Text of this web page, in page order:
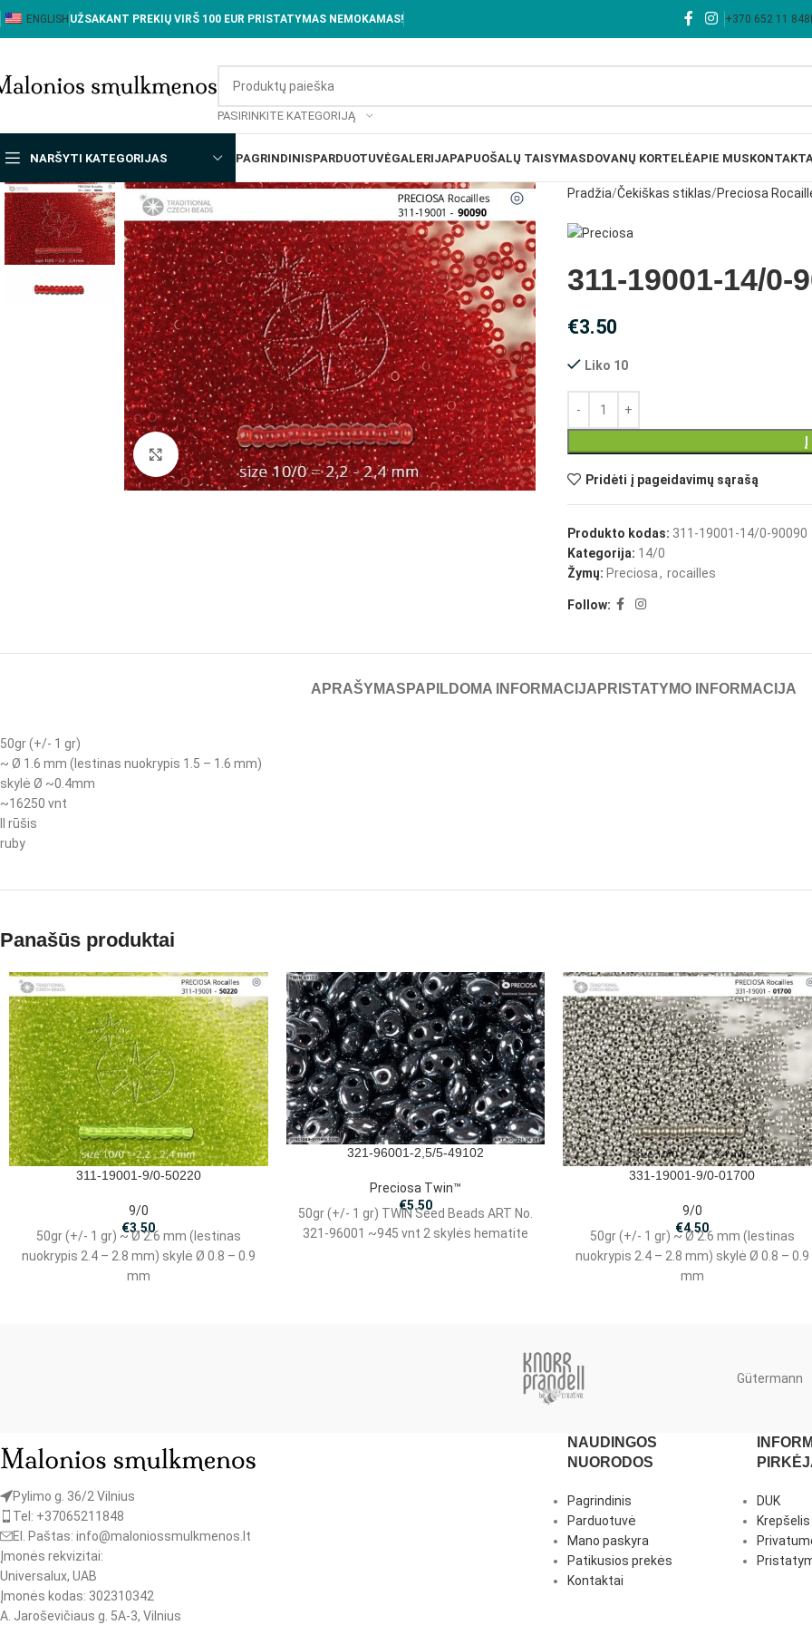
ENGLISH UŽSAKANT PREKIŲ VIRŠ 100 EUR PRISTATYMAS NEMOKAMAS! +370 652 11 848
PASIRINKITE KATEGORIJĄ
NARŠYTI KATEGORIJAS PAGRINDINISPARDUOTUVĖGALERIJAPAPUOŠALŲ TAISYMASDOVANŲ KORTELĖAPIE MUS
Spustelėkite, jei norite padidinti
Pradžia Čekiškas stiklas Preciosa
311-19001-14/0-
€3.50
Liko 10
Pridėti į pageidavimų sąrašą
Produkto kodas: 311-19001-14/0-90090
Kategorija: 14/0
Žymų: Preciosa, rocailles
Follow:
APRAŠYMAS PAPILDOMA INFORMACIJA PRISTATYMO INFORMACIJA
50gr (+/- 1 gr)
~ Ø 1.6 mm (lestinas nuokrypis 1.5 – 1.6 mm)
skylė Ø ~0.4mm
~16250 vnt
II rūšis
ruby
Panašūs produktai
311-19001-9/0-50220
9/0
€3.50
50gr (+/- 1 gr) ~ Ø 2.6 mm (lestinas
nuokrypis 2.4 – 2.8 mm) skylė Ø 0.8 – 0.9
mm
321-96001-2,5/5-49102
Preciosa Twin™
€5.50
50gr (+/- 1 gr) TWIN Seed Beads ART No.
321-96001 ~945 vnt 2 skylės hematite
331-19001-9/0-01700
9/0
€4.50
50gr (+/- 1 gr) ~ Ø 2.6 mm (lestinas
nuokrypis 2.4 – 2.8 mm) skylė Ø 0.8 – 0.9
mm
Gütermann
Pylimo g. 36/2 Vilnius
Tel: +37065211848
El. Paštas: info@maloniossmulkmenos.lt
Įmonės rekvizitai:
Universalux, UAB
Įmonės kodas: 302310342
A. Jaroševičiaus g. 5A-3, Vilnius
NAUDINGOS
NUORODOS
Pagrindinis
Parduotuvė
Mano paskyra
Patikusios prekės
Kontaktai
DUK
Krepšelis